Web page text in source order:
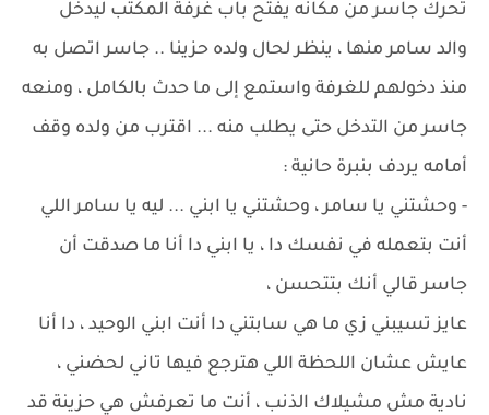
تحرك جاسر من مكانه يفتح باب غرفة المكتب ليدخل
والد سامر منها ، ينظر لحال ولده حزينا .. جاسر اتصل به
منذ دخولهم للغرفة واستمع إلى ما حدث بالكامل ، ومنعه
جاسر من التدخل حتى يطلب منه ... اقترب من ولده وقف
أمامه يردف بنبرة حانية :
- وحشتني يا سامر ، وحشتني يا ابني ... ليه يا سامر اللي
أنت بتعمله في نفسك دا ، يا ابني دا أنا ما صدقت أن
جاسر قالي أنك بتتحسن ،
عايز تسيبني زي ما هي سابتني دا أنت ابني الوحيد ، دا أنا
عايش عشان اللحظة اللي هترجع فيها تاني لحضني ،
نادية مش مشيلاك الذنب ، أنت ما تعرفش هي حزينة قد